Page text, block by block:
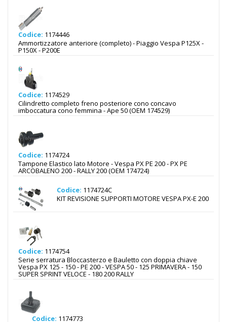
Codice: 1174446
Ammortizzatore anteriore (completo) - Piaggio Vespa P125X -
P150X - P200E
Codice: 1174529
Cilindretto completo freno posteriore cono concavo
imboccatura cono femmina - Ape 50 (OEM 174529)
Codice: 1174724
Tampone Elastico lato Motore - Vespa PX PE 200 - PX PE
ARCOBALENO 200 - RALLY 200 (OEM 174724)
Codice: 1174724C
KIT REVISIONE SUPPORTI MOTORE VESPA PX-E 200
Codice: 1174754
Serie serratura Bloccasterzo e Bauletto con doppia chiave
Vespa PX 125 - 150 - PE 200 - VESPA 50 - 125 PRIMAVERA - 150
SUPER SPRINT VELOCE - 180 200 RALLY
Codice: 1174773